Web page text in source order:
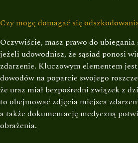
Czy mogę domagać się
Oczywiście, masz prawo do
jeżeli udowodnisz, że sąsiad ponosi
zdarzenie. Kluczowym elementem
dowodów na poparcie swojego
że uraz miał bezpośredni związek z
to obejmować zdjęcia miejsca
a także dokumentację medyczną
obrażenia.